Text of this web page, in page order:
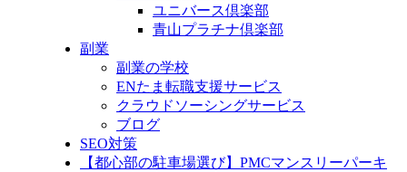
ユニバース倶楽部
青山プラチナ倶楽部
副業
副業の学校
ENたま転職支援サービス
クラウドソーシングサービス
ブログ
SEO対策
【都心部の駐車場選び】PMCマンスリーパーキ